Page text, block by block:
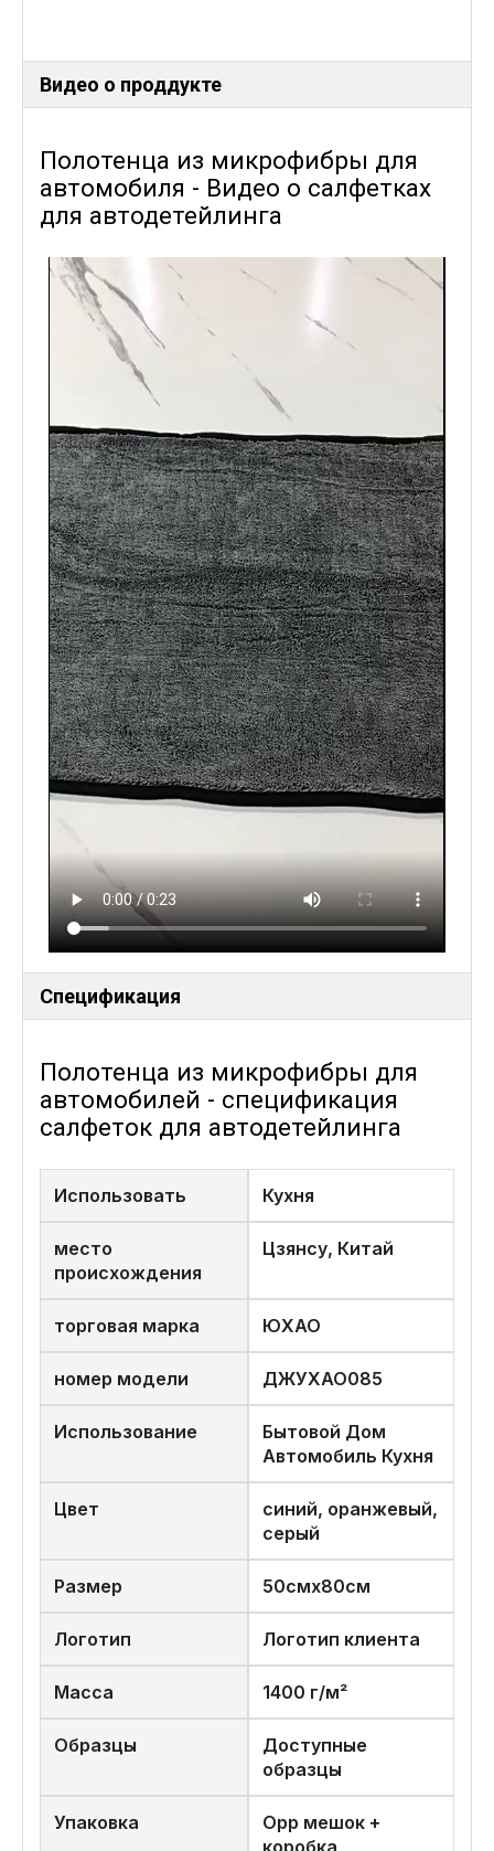
Видео о проддукте
Полотенца из микрофибры для
автомобиля - Видео о салфетках
для автодетейлинга
Спецификация
Полотенца из микрофибры для
автомобилей - спецификация
салфеток для автодетейлинга
Использовать Кухня
место
происхождения
Цзянсу, Китай
торговая марка ЮХАО
номер модели ДЖУХАО085
Использование
Бытовой Дом
Автомобиль Кухня
Цвет
синий, оранжевый,
серый
Размер 50смх80см
Логотип Логотип клиента
Масса 1400 г/м²
Образцы
Доступные
образцы
Упаковка
Opp мешок +
коробка